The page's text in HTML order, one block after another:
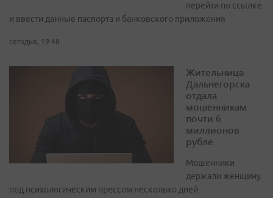
перейти по ссылке
и ввести данные паспорта и банковского приложения
сегодня, 19:48
Жительница
Дальнегорска
отдала
мошенникам
почти 6
миллионов
рубле
Мошенники
держали женщину
под психологическим прессом несколько дней